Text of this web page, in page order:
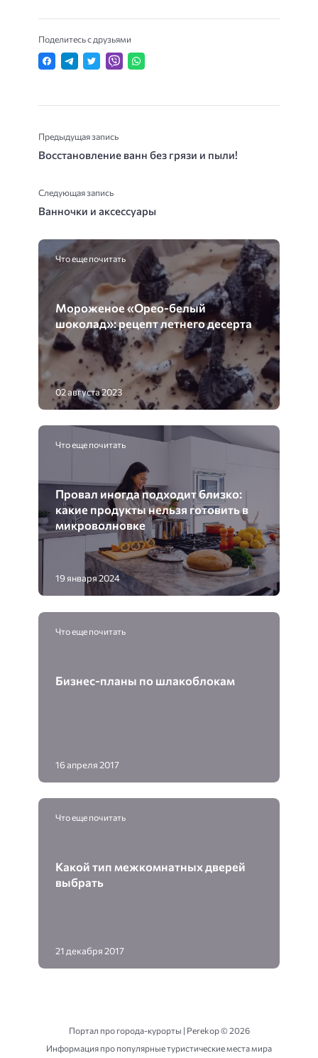
Поделитесь с друзьями
Предыдущая запись
Восстановление ванн без грязи и пыли!
Следующая запись
Ванночки и аксессуары
Что еще почитать
Мороженое «Орео-белый
шоколад»: рецепт летнего десерта
02 августа 2023
Что еще почитать
Провал иногда подходит близко:
какие продукты нельзя готовить в
микроволновке
19 января 2024
Что еще почитать
Бизнес-планы по шлакоблокам
16 апреля 2017
Что еще почитать
Какой тип межкомнатных дверей
выбрать
21 декабря 2017
Портал про города-курорты | Perekop ©2026
Информация про популярные туристические места мира